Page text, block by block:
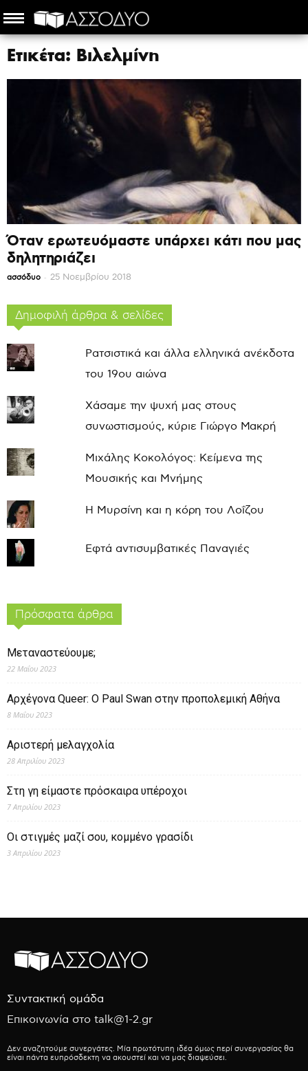
Ετικέτα: Βιλελμίνη
Όταν ερωτευόμαστε υπάρχει κάτι που μας
δηλητηριάζει
ασσόδυο - 25 Νοεμβρίου 2018
Δημοφιλή άρθρα & σελίδες
Ρατσιστικά και άλλα ελληνικά ανέκδοτα
του 19ου αιώνα
Χάσαμε την ψυχή μας στους
συνωστισμούς, κύριε Γιώργο Μακρή
Μιχάλης Κοκολόγος: Κείμενα της
Μουσικής και Μνήμης
Η Μυρσίνη και η κόρη του Λοΐζου
Εφτά αντισυμβατικές Παναγιές
Πρόσφατα άρθρα
Μεταναστεύουμε;
22 Μαΐου 2023
Αρχέγονα Queer: O Paul Swan στην προπολεμική Αθήνα
8 Μαΐου 2023
Αριστερή μελαγχολία
28 Απριλίου 2023
Στη γη είμαστε πρόσκαιρα υπέροχοι
7 Απριλίου 2023
Οι στιγμές μαζί σου, κομμένο γρασίδι
3 Απριλίου 2023
Συντακτική ομάδα
Επικοινωνία στο talk@1-2.gr
Δεν αναζητούμε συνεργάτες. Μία πρωτότυπη ιδέα όμως περί συνεργασίας θα
είναι πάντα ευπρόσδεκτη να ακουστεί και να μας διαψεύσει.